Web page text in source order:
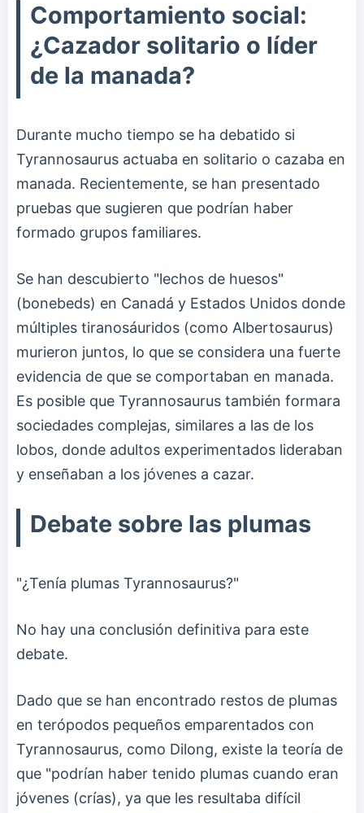
Comportamiento social:
¿Cazador solitario o líder
de la manada?
Durante mucho tiempo se ha debatido si
Tyrannosaurus actuaba en solitario o cazaba en
manada. Recientemente, se han presentado
pruebas que sugieren que podrían haber
formado grupos familiares.
Se han descubierto "lechos de huesos"
(bonebeds) en Canadá y Estados Unidos donde
múltiples tiranosáuridos (como Albertosaurus)
murieron juntos, lo que se considera una fuerte
evidencia de que se comportaban en manada.
Es posible que Tyrannosaurus también formara
sociedades complejas, similares a las de los
lobos, donde adultos experimentados lideraban
y enseñaban a los jóvenes a cazar.
Debate sobre las plumas
"¿Tenía plumas Tyrannosaurus?"
No hay una conclusión definitiva para este
debate.
Dado que se han encontrado restos de plumas
en terópodos pequeños emparentados con
Tyrannosaurus, como Dilong, existe la teoría de
que "podrían haber tenido plumas cuando eran
jóvenes (crías), ya que les resultaba difícil